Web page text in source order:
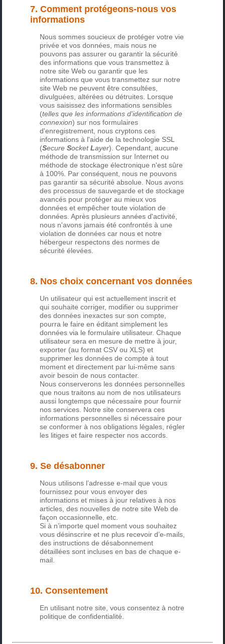
7. Comment protégeons-nous vos
informations
Nous sommes soucieux de protéger votre vie
privée et vos données, mais nous ne
pouvons pas assurer ou garantir la sécurité
des informations que vous transmettez à
notre site Web ou garantir que les
informations que vous transmettez sur notre
site Web ne peuvent être consultées,
divulguées, altérées ou détruites. Lorsque
vous saisissez des informations sensibles
(telles que les informations d'identification de
connexion) sur nos formulaires
d'enregistrement, nous cryptons ces
informations à l'aide de la technologie SSL
(SecureSocketLayer). Cependant, aucune
méthode de transmission sur Internet ou
méthode de stockage électronique n'est sûre
à 100%. Par conséquent, nous ne pouvons
pas garantir sa sécurité absolue. Nous avons
des processus de sauvegarde et de stockage
avancés pour protéger au mieux vos
données et empêcher toute violation de
données. Après plusieurs années d'activité,
nous n'avons jamais été confrontés à une
violation de données car nous et notre
hébergeur respectons des normes de
sécurité élevées.
8. Nos choix concernant vos données
Un utilisateur qui est actuellement inscrit et
qui souhaite corriger, modifier ou supprimer
des données inexactes sur son compte,
pourra le faire en éditant simplement les
données via le formulaire utilisateur. Chaque
utilisateur sera en mesure de mettre à jour,
exporter (au format CSV ou XLS) et
supprimer les données de compte à tout
moment et directement par lui-même sans
avoir besoin de nous contacter.
Nous conserverons les données personnelles
que nous traitons au nom de nos utilisateurs
aussi longtemps que nécessaire pour fournir
nos services. Notre site conservera ces
informations personnelles si nécessaire pour
se conformer à nos obligations légales, régler
les litiges et faire respecter nos accords.
9. Se désabonner
Nous utilisons l’adresse e-mail que vous
fournissez pour vous envoyer des
informations et mises à jour relatives à nos
articles, des nouvelles de notre site Web de
façon occasionnelle, etc.
Si à n’importe quel moment vous souhaitez
vous désinscrire et ne plus recevoir d’e-mails,
des instructions de désabonnement
détaillées sont incluses en bas de chaque e-
mail.
10. Consentement
En utilisant notre site, vous consentez à notre
politique de confidentialité.